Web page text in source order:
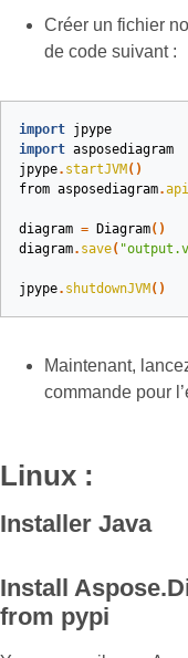
Créer un fichier
de code suivant :
import jpype
import asposediagram
jpype. startJVM ()
from asposediagram.api
diagram = Diagram()
diagram. save(
jpype. shutdownJVM ()
Maintenant,
commande pour
Linux :
Installer Java
Install
from pypi